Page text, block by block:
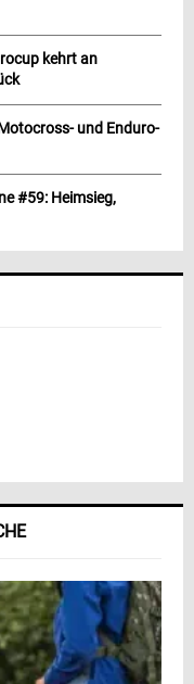
kehrt an
und Enduro-
#59: Heimsieg,